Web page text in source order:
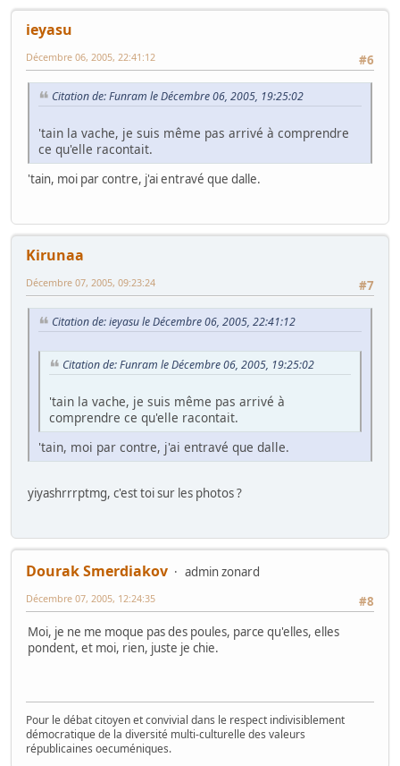
ieyasu
#6
Décembre 06, 2005, 22:41:12
Citation de: Funram le Décembre 06, 2005, 19:25:02
'tain la vache, je suis même pas arrivé à comprendre
ce qu'elle racontait.
'tain, moi par contre, j'ai entravé que dalle.
Kirunaa
#7
Décembre 07, 2005, 09:23:24
Citation de: ieyasu le Décembre 06, 2005, 22:41:12
Citation de: Funram le Décembre 06, 2005, 19:25:02
'tain la vache, je suis même pas arrivé à
comprendre ce qu'elle racontait.
'tain, moi par contre, j'ai entravé que dalle.
yiyashrrrptmg, c'est toi sur les photos ?
Dourak Smerdiakov
admin zonard
#8
Décembre 07, 2005, 12:24:35
Moi, je ne me moque pas des poules, parce qu'elles, elles
pondent, et moi, rien, juste je chie.
Pour le débat citoyen et convivial dans le respect indivisiblement
démocratique de la diversité multi-culturelle des valeurs
républicaines oecuméniques.